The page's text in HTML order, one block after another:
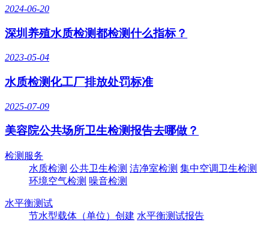
2024-06-20
深圳养殖水质检测都检测什么指标？
2023-05-04
水质检测化工厂排放处罚标准
2025-07-09
美容院公共场所卫生检测报告去哪做？
检测服务
水质检测 公共卫生检测 洁净室检测 集中空调卫生检测
环境空气检测 噪音检测
水平衡测试
节水型载体（单位）创建 水平衡测试报告